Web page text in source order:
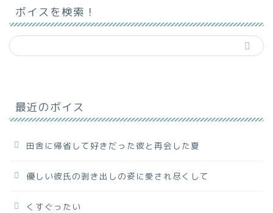
ボイスを検索！
最近のボイス
田舎に帰省して好きだった彼と再会した夏
優しい彼氏の剥き出しの姿に愛され尽くして
くすぐったい